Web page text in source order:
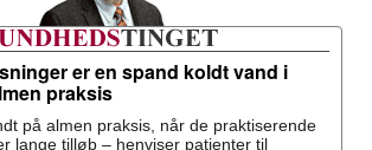
er en spand koldt vand i
praksis
på almen praksis, når de praktiserende
lange tilløb – henviser patienter til